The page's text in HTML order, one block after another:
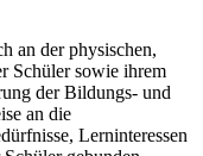
an der physischen,
Schüler sowie ihrem
der Bildungs- und
an die
Lerninteressen